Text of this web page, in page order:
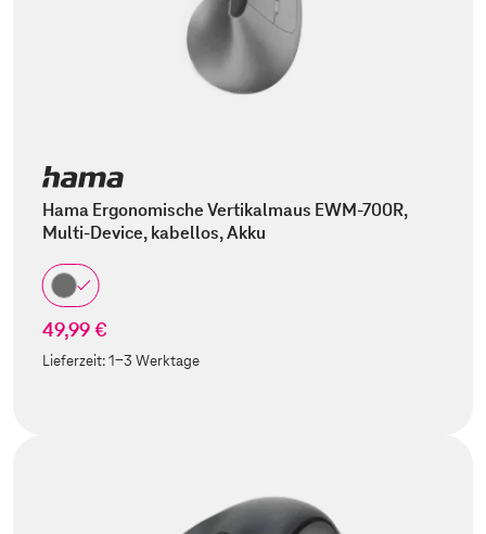
Hama Ergonomische Vertikalmaus EWM-700R,
Multi-Device, kabellos, Akku
49,99 €
Lieferzeit:1-3 Werktage